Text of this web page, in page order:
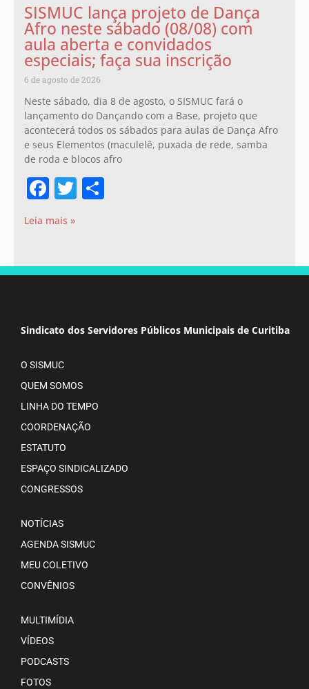
SISMUC lança projeto de Dança
Afro neste sábado (08/08) com
aula aberta e convidados
especiais; faça sua inscrição
6 de agosto de 2026
Neste sábado, dia 8 de agosto, o SISMUC fará o
lançamento do Dançando com a Base, projeto que
acontecerá todos os sábados para aulas de Dança Afro
e seus Elementos (maculelê, puxada de rede, samba
de roda e blocos afro
Facebook
Twitter
Leia mais »
Sindicato dos Servidores Públicos Municipais de Curitiba
O SISMUC
QUEM SOMOS
LINHA DO TEMPO
COORDENAÇÃO
ESTATUTO
ESPAÇO SINDICALIZADO
CONGRESSOS
NOTÍCIAS
AGENDA SISMUC
MEU COLETIVO
CONVÊNIOS
MULTIMÍDIA
VÍDEOS
PODCASTS
FOTOS